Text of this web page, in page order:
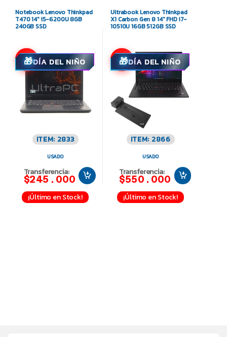
Notebook Lenovo Thinkpad
T470 14″ i5-6200U 8GB
240GB SSD
-8%DÍA DEL NIÑO
ITEM: 2833
USADO
Transferencia:
$245.000
¡Último en Stock!
Ultrabook Lenovo Thinkpad
X1 Carbon Gen 8 14″ FHD i7-
10510U 16GB 512GB SSD
-8%DÍA DEL NIÑO
ITEM: 2866
USADO
Transferencia:
$550.000
¡Último en Stock!